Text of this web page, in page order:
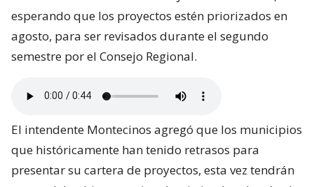
esperando que los proyectos estén priorizados en
agosto, para ser revisados durante el segundo
semestre por el Consejo Regional.
El intendente Montecinos agregó que los municipios
que históricamente han tenido retrasos para
presentar su cartera de proyectos, esta vez tendrán